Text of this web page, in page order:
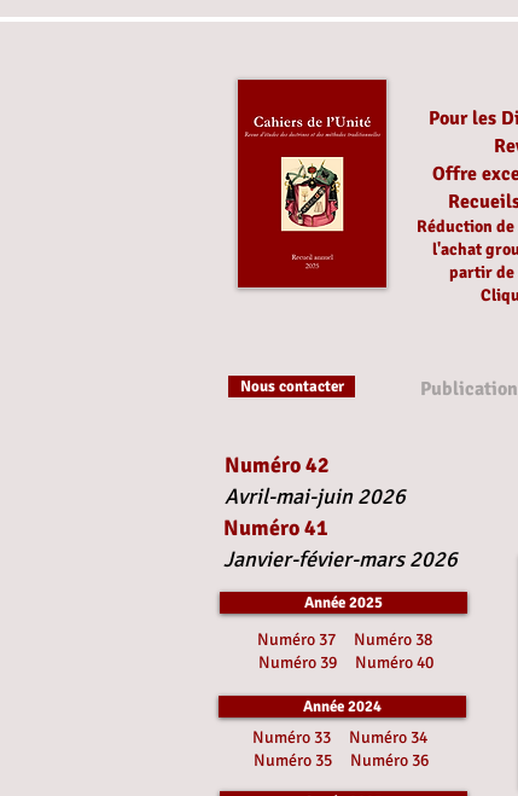
Pour les
Offre
Réduction de
l'achat
partirde
Nous contacter
Numéro 42
Avril-mai-juin 2026
Numéro 41
Janvier-févier-mars 2026
Année 2025
Numéro 37
Numéro 38
Numéro 39
Numéro 40
Année 2024
Numéro 33
Numéro 34
Numéro 35
Numéro 36